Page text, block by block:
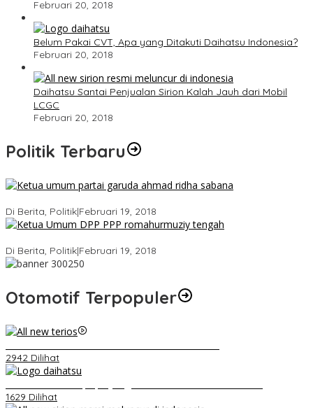
Februari 20, 2018
Belum Pakai CVT, Apa yang Ditakuti Daihatsu Indonesia?
Februari 20, 2018
Daihatsu Santai Penjualan Sirion Kalah Jauh dari Mobil
LCGC
Februari 20, 2018
Politik Terbaru
Di Berita, Politik|Februari 19, 2018
Di Berita, Politik|Februari 19, 2018
Otomotif Terpopuler
2942 Dilihat
1629 Dilihat